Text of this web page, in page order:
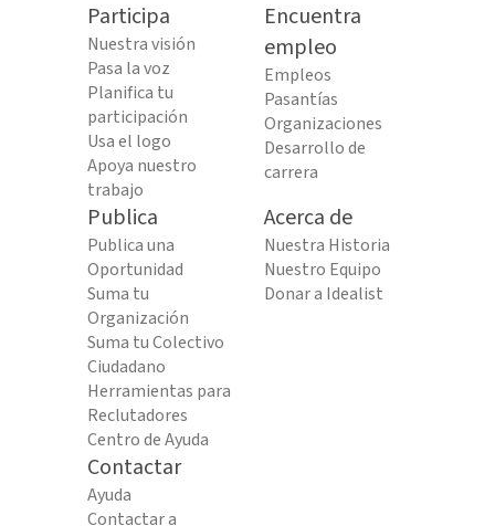
Participa
Nuestra visión
Pasa la voz
Planifica tu
participación
Usa el logo
Apoya nuestro
trabajo
Encuentra
empleo
Empleos
Pasantías
Organizaciones
Desarrollo de
carrera
Publica
Publica una
Oportunidad
Suma tu
Organización
Suma tu Colectivo
Ciudadano
Herramientas para
Reclutadores
Centro de Ayuda
Acerca de
Nuestra Historia
Nuestro Equipo
Donar a Idealist
Contactar
Ayuda
Contactar a